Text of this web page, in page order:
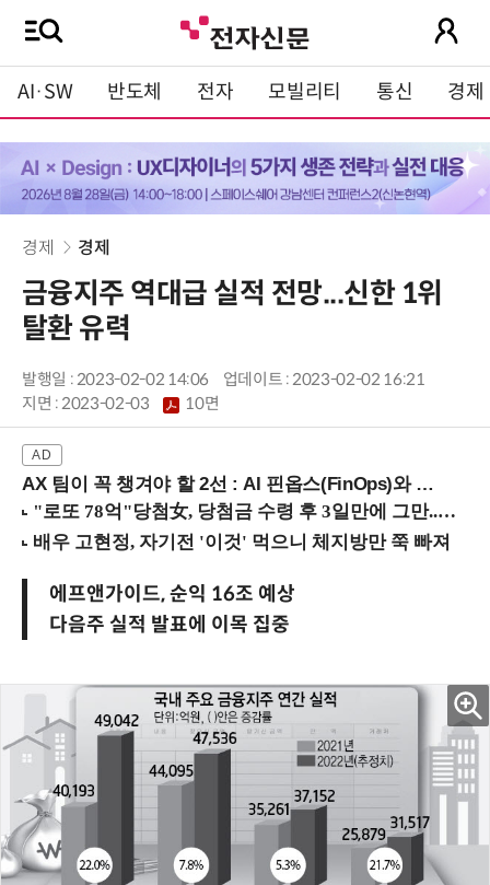
AI·SW 반도체 전자 모빌리티 통신 경제
경제 경제
금융지주 역대급 실적 전망...신한 1위
탈환 유력
발행일 : 2023-02-02 14:06
업데이트 : 2023-02-02 16:21
지면 :2023-02-03 10면
AX 팀이 꼭 챙겨야 할 2선 : AI 핀옵스(FinOps)와 토큰 거버넌스 (8/21 잠실역)
에프앤가이드, 순익 16조 예상
다음주 실적 발표에 이목 집중